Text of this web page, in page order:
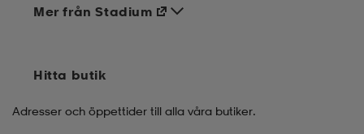
Mer från Stadium
Hitta butik
Adresser och öppettider till alla våra butiker.